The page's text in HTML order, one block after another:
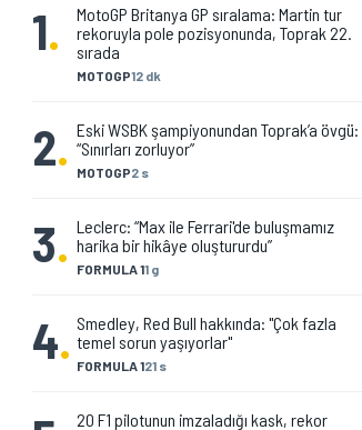
1.
MOTOGP12 dk
MotoGP Britanya GP sıralama: Martin tur
rekoruyla pole pozisyonunda, Toprak 22.
sırada
2. MOTOGP2 s
Eski WSBK şampiyonundan Toprak’a övgü:
“Sınırları zorluyor”
3. FORMULA 11 g
Leclerc: “Max ile Ferrari'de buluşmamız
harika bir hikâye oluştururdu”
4. FORMULA 121 s
Smedley, Red Bull hakkında: "Çok fazla
temel sorun yaşıyorlar"
20 F1 pilotunun imzaladığı kask, rekor